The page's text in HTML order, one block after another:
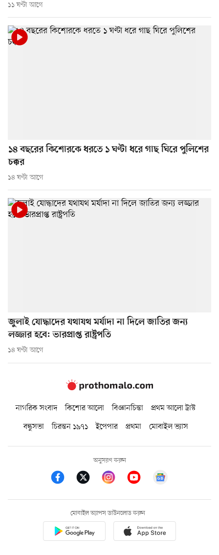
১১ ঘণ্টা আগে
১৪ বছরের কিশোরকে ধরতে ১ ঘণ্টা ধরে গাছ ঘিরে পুলিশের
চক্কর
১৪ ঘণ্টা আগে
জুলাই যোদ্ধাদের যথাযথ মর্যাদা না দিলে জাতির জন্য
লজ্জার হবে: ভারপ্রাপ্ত রাষ্ট্রপতি
১৪ ঘণ্টা আগে
নাগরিক সংবাদ কিশোর আলো বিজ্ঞানচিন্তা
প্রথম আলো ট্রাস্ট
বন্ধুসভা
চিরন্তন ১৯৭১ ইপেপার প্রথমা মোবাইল ভ্যাস
অনুসরণ করুন
মোবাইল অ্যাপস ডাউনলোড করুন